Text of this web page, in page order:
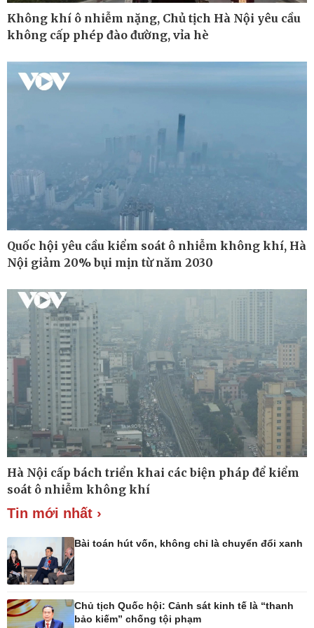
Ô tô - Xe máy
Xe máy
Tư vấn
Doanh nghiệp
Thông tin doanh nghiệp
Doanh nghiệp 24h
Doanh nhân
Vì cộng đồng
Công nghệ
Sành điệu
Tin Công nghệ
Chuyển đổi số
Sức khỏe
Nhi khoa
Ăn sạch sống khỏe
Không khí ô nhiễm nặng, Chủ tịch Hà Nội yêu cầu
không cấp phép đào đường, vỉa hè
Quốc hội yêu cầu kiểm soát ô nhiễm không khí, Hà
Nội giảm 20% bụi mịn từ năm 2030
Hà Nội cấp bách triển khai các biện pháp để kiểm
soát ô nhiễm không khí
Tin mới nhất ›
Bài toán hút vốn, không chỉ là chuyển đổi xanh
Chủ tịch Quốc hội: Cảnh sát kinh tế là “thanh
bảo kiếm” chống tội phạm